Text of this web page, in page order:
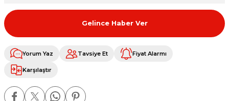
Gelince Haber Ver
Yorum Yaz Tavsiye Et Fiyat Alarmı
Karşılaştır